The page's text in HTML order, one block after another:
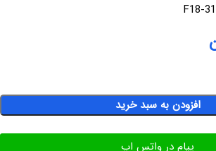
F18-
افزودن به سبد خرید
پیام در واتس اپ